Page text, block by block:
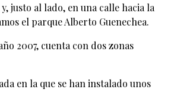
justo al lado, en una calle hacia la
el parque Alberto Guenechea.
2007, cuenta con dos zonas
en la que se han instalado unos